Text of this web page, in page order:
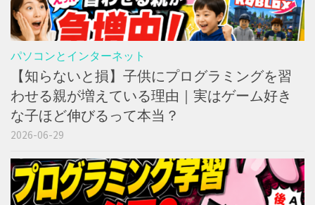
パソコンとインターネット
【知らないと損】子供にプログラミングを習
わせる親が増えている理由｜実はゲーム好き
な子ほど伸びるって本当？
2026-06-29